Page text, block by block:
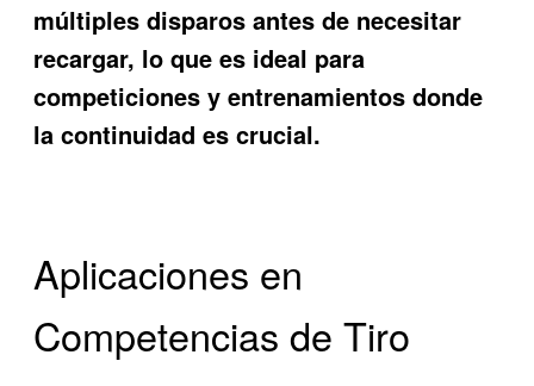
múltiples disparos antes de necesitar
recargar, lo que es ideal para
competiciones y entrenamientos donde
la continuidad es crucial.
Aplicaciones en
Competencias de Tiro